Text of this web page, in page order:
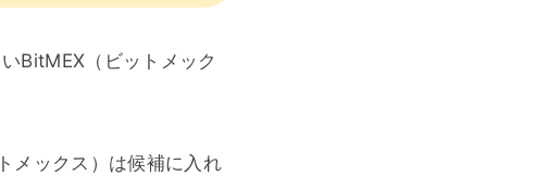
BitMEX（ビットメック
メックス）は候補に入れ